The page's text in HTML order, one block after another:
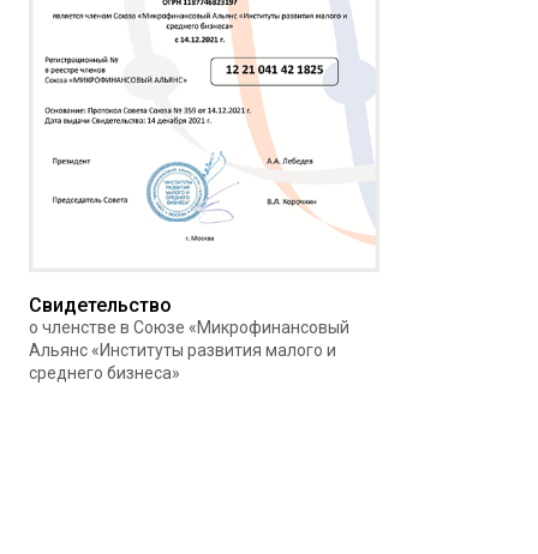
Свидетельство
о членстве в Союзе «Микрофинансовый
Альянс «Институты развития малого и
среднего бизнеса»